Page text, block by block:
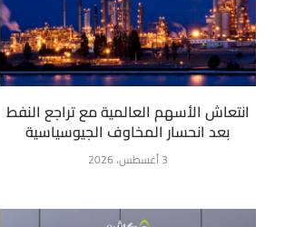
انتعاش الأسهم العالمية مع تراجع النفط
بعد انحسار المخاوف الجيوسياسية
3 أغسطس، 2026